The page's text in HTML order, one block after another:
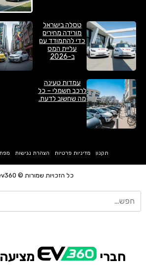
טסלה בישראל
מורידה מחירים
כדי להתמודד עם
עליית המס
ב-2026
עמדות טעינה
לרכב חשמלי – כל
מה שחשוב לדעת.
כל הזכויות שמורות © ev360
תקנון מדיניות פרטיות הצהרת נגישות
חברי